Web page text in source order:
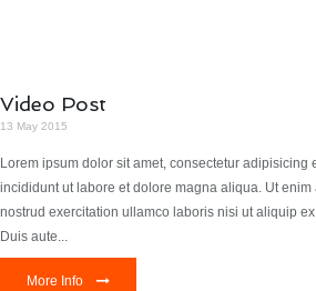
Video Post
13 May 2015
Lorem ipsum dolor sit amet, consectetur adipisicing
incididunt ut labore et dolore magna aliqua. Ut
nostrud exercitation ullamco laboris nisi ut aliquip
Duis aute...
More Info